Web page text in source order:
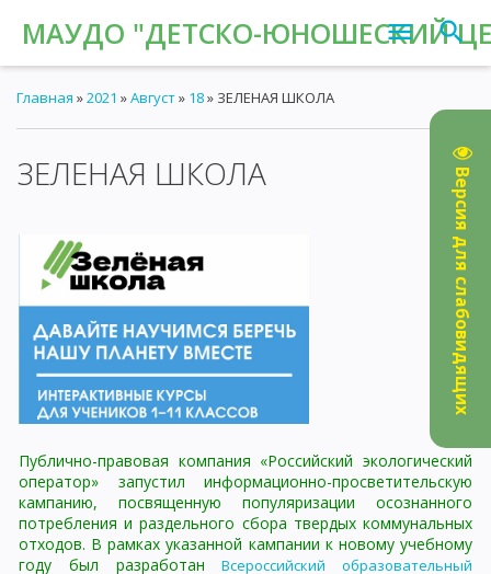
Версия для слабовидящих
МАУДО "ДЕТСКО-ЮНОШЕСКИЙ
Главная »2021 »Август» 18» ЗЕЛЕНАЯ ШКОЛА
14:31
ЗЕЛЕНАЯ ШКОЛА
Публично-правовая компания «Российский экологический
оператор» запустил информационно-просветительскую
кампанию, посвященную популяризации осознанного
потребления и раздельного сбора твердых коммунальных
отходов. В рамках указанной кампании к новому учебному
году был разработан
Всероссийский образовательный